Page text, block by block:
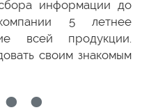
информации до
5 летнее
всей продукции.
своим знакомым